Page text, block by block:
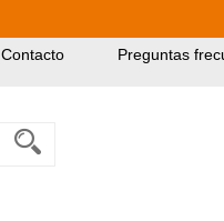
Contacto Preguntas